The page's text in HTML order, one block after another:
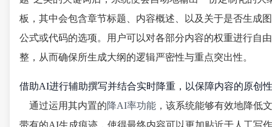
板，其中会包含章节标题、内容概述、以及关于是否生成
公式或代码的选项。用户可以对各部分内容的权重进行自
整，从而确保所生成大纲的逻辑严密性与重点突出性。
借助AI进行辅助撰写并结合实时降重，以保障内容的原创性
通过运用其内置的降AI率功能 ，该系统能够有效地降低
带有的AI生成痕迹，使得最终内容可以更加贴近于人工写